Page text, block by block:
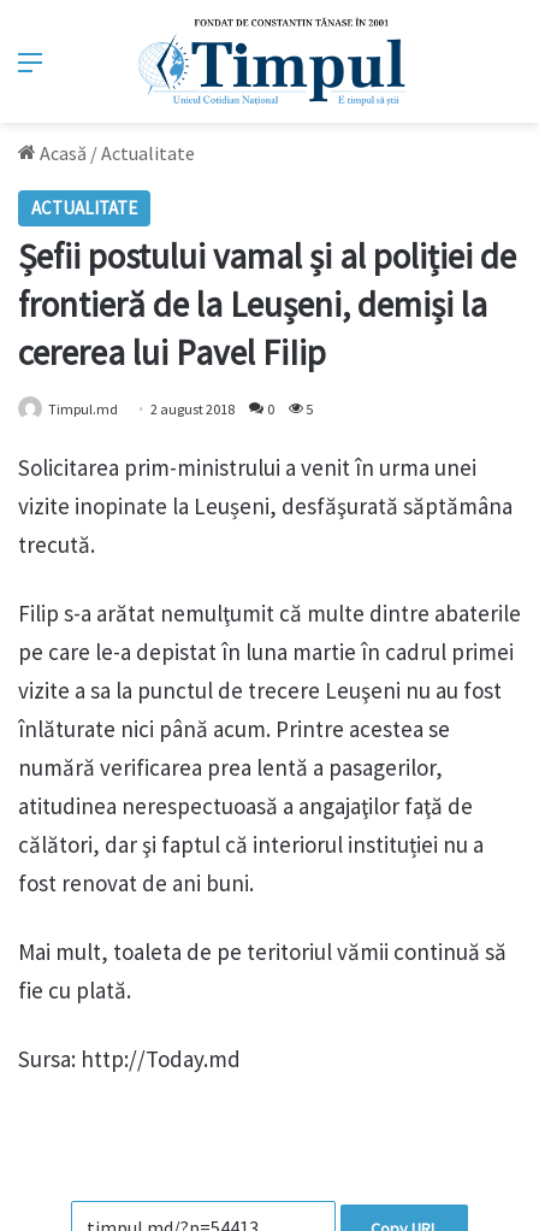
Meniu
Acasă /Actualitate
ACTUALITATE
Șefii postului vamal și al poliției de
frontieră de la Leușeni, demiși la
cererea lui Pavel FiIip
Timpul.md 2 august 2018 0 5
Solicitarea prim-ministrului a venit în urma unei
vizite inopinate la Leușeni, desfăşurată săptămâna
trecută.
Filip s-a arătat nemulţumit că multe dintre abaterile
pe care le-a depistat în luna martie în cadrul primei
vizite a sa la punctul de trecere Leuşeni nu au fost
înlăturate nici până acum. Printre acestea se
numără verificarea prea lentă a pasagerilor,
atitudinea nerespectuoasă a angajaţilor faţă de
călători, dar şi faptul că interiorul instituției nu a
fost renovat de ani buni.
Mai mult, toaleta de pe teritoriul vămii continuă să
fie cu plată.
Sursa: http://Today.md